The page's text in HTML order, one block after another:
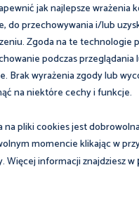
jak najlepsze wrażenia
do przechowywania i/lub
Zgoda na te technologie
podczas
Brak wyrażenia zgody lub
na niektóre cechy i funkcje.
na pliki cookies jest
momencie klikając w
Więcej informacji znajdziesz w